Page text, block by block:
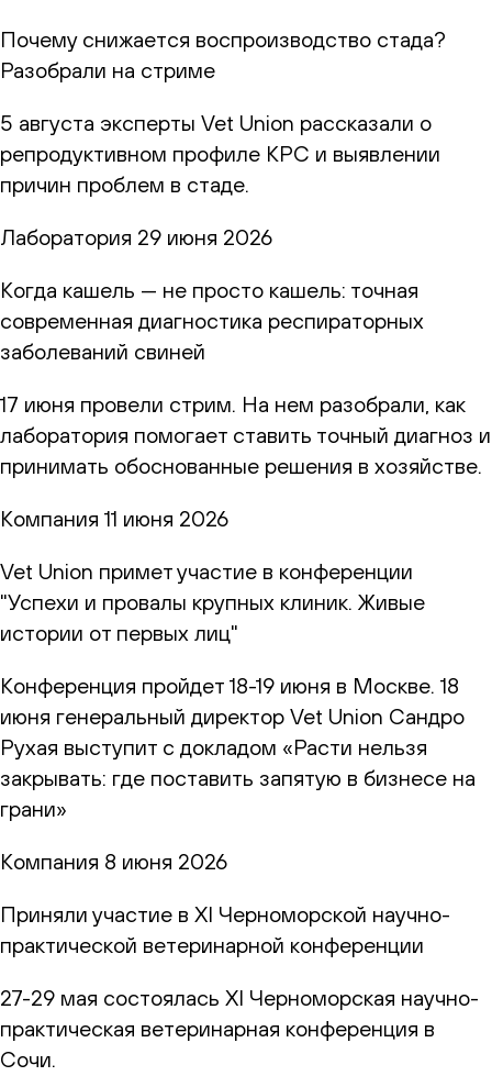
Почему снижается воспроизводство стада?
Разобрали на стриме
5 августа эксперты Vet Union рассказали о
репродуктивном профиле КРС и выявлении
причин проблем в стаде.
Лаборатория 29 июня 2026
Когда кашель — не просто кашель: точная
современная диагностика респираторных
заболеваний свиней
17 июня провели стрим. На нем разобрали, как
лаборатория помогает ставить точный диагноз и
принимать обоснованные решения в хозяйстве.
Компания 11 июня 2026
Vet Union примет участие в конференции
"Успехи и провалы крупных клиник. Живые
истории от первых лиц"
Конференция пройдет 18-19 июня в Москве. 18
июня генеральный директор Vet Union Сандро
Рухая выступит с докладом «Расти нельзя
закрывать: где поставить запятую в бизнесе на
грани»
Компания 8 июня 2026
Приняли участие в XI Черноморской научно-
практической ветеринарной конференции
27-29 мая состоялась XI Черноморская научно-
практическая ветеринарная конференция в
Сочи.